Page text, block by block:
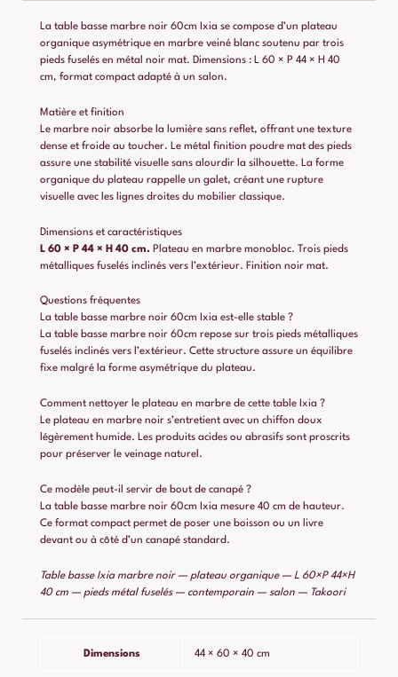
La table basse marbre noir 60cm Ixia se compose d’un plateau
organique asymétrique en marbre veiné blanc soutenu par trois
pieds fuselés en métal noir mat. Dimensions : L 60 × P 44 × H 40
cm, format compact adapté à un salon.
Matière et finition
Le marbre noir absorbe la lumière sans reflet, offrant une texture
dense et froide au toucher. Le métal finition poudre mat des pieds
assure une stabilité visuelle sans alourdir la silhouette. La forme
organique du plateau rappelle un galet, créant une rupture
visuelle avec les lignes droites du mobilier classique.
Dimensions et caractéristiques
L 60 × P 44 × H 40 cm. Plateau en marbre monobloc. Trois pieds
métalliques fuselés inclinés vers l’extérieur. Finition noir mat.
Questions fréquentes
La table basse marbre noir 60cm Ixia est-elle stable ?
La table basse marbre noir 60cm repose sur trois pieds métalliques
fuselés inclinés vers l’extérieur. Cette structure assure un équilibre
fixe malgré la forme asymétrique du plateau.
Comment nettoyer le plateau en marbre de cette table Ixia ?
Le plateau en marbre noir s’entretient avec un chiffon doux
légèrement humide. Les produits acides ou abrasifs sont proscrits
pour préserver le veinage naturel.
Ce modèle peut-il servir de bout de canapé ?
La table basse marbre noir 60cm Ixia mesure 40 cm de hauteur.
Ce format compact permet de poser une boisson ou un livre
devant ou à côté d’un canapé standard.
Table basse Ixia marbre noir — plateau organique — L 60×P 44×H
40 cm — pieds métal fuselés — contemporain — salon — Takoori
Dimensions 44 × 60 × 40 cm